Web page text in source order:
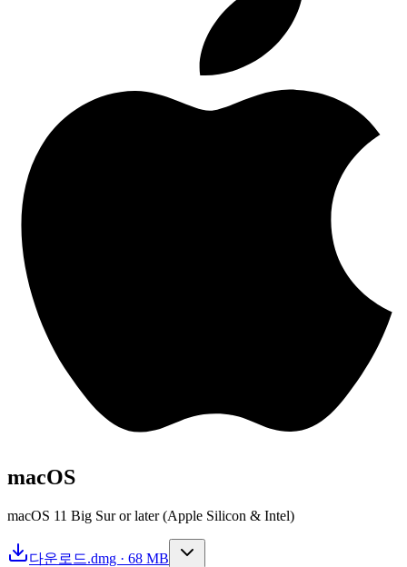
macOS
macOS 11 Big Sur or later (Apple Silicon & Intel)
다운로드.dmg · 68 MB